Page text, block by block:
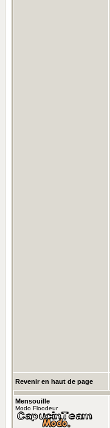
Revenir en haut de page
Mensouille
Modo Floodeur